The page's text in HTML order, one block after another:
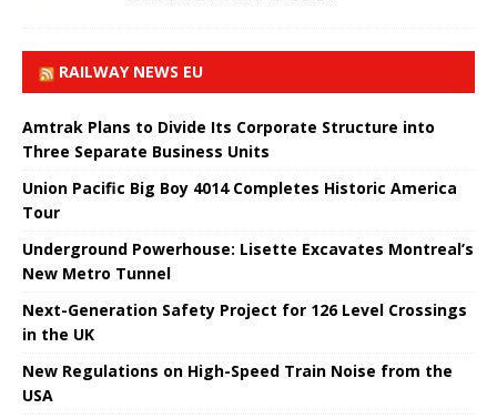
RAILWAY NEWS EU
Amtrak Plans to Divide Its Corporate Structure into
Three Separate Business Units
Union Pacific Big Boy 4014 Completes Historic America
Tour
Underground Powerhouse: Lisette Excavates Montreal’s
New Metro Tunnel
Next-Generation Safety Project for 126 Level Crossings
in the UK
New Regulations on High-Speed ​​Train Noise from the
USA